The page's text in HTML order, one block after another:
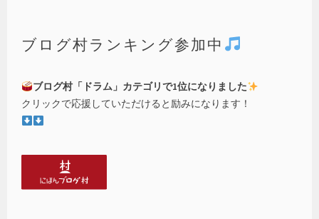
ブログ村ランキング参加中
ブログ村「ドラム」カテゴリで1位になりました
クリックで応援していただけると励みになります！